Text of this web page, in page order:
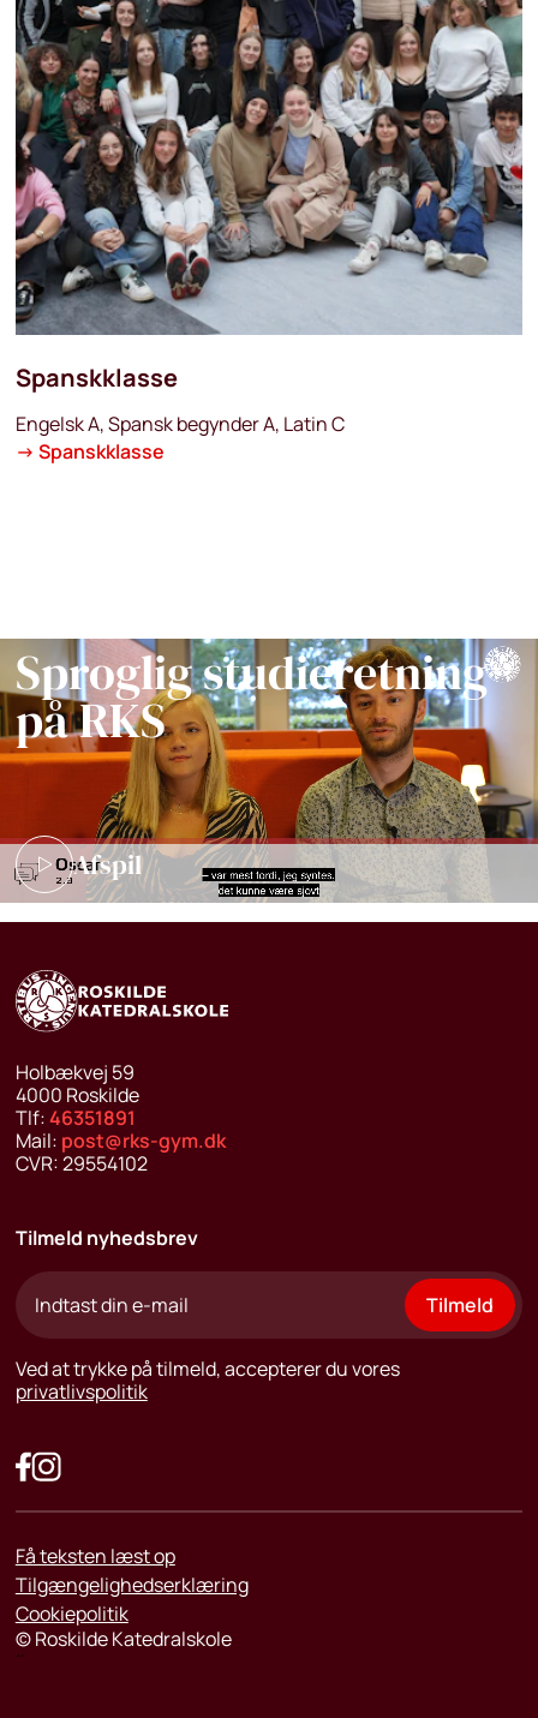
Spanskklasse
Engelsk A, Spansk begynder A, Latin C
→ Spanskklasse
Sproglig studieretning
på RKS
Afspil
Holbækvej 59
4000 Roskilde
Tlf:46351891
Mail: post@rks-gym.dk
CVR:29554102
Tilmeld nyhedsbrev
Tilmeld
Ved at trykke på tilmeld, accepterer du vores
privatlivspolitik
Få teksten læst op
Tilgængelighedserklæring
Cookiepolitik
©Roskilde Katedralskole
¨